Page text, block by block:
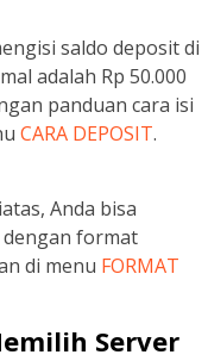
saldo deposit di
adalah Rp 50.000
panduan cara isi
CARA DEPOSIT.
Anda bisa
format
di menu FORMAT
Server